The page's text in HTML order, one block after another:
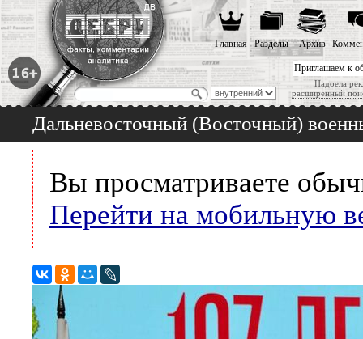
Приглашаем к
Надоела
расширенный
Главная Разделы Архив
Дальневосточный (Восточный)
Вы просматриваете
Перейти на мобильную